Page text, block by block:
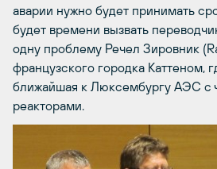
аварии нужно будет принимать
будет времени вызвать
одну проблему Речел Зировник
французского городка Каттеном,
ближайшая к Люксембургу АЭС с
реакторами.